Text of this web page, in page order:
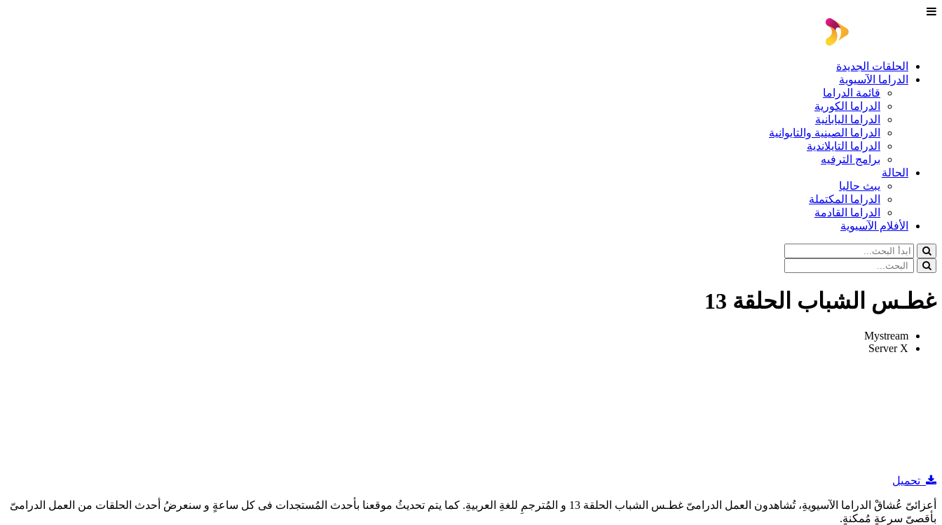
الحلقات الجديدة
الدراما الآسيوية
قائمة الدراما
الدراما الكورية
الدراما اليابانية
الدراما الصينية والتايوانية
الدراما التايلاندية
برامج الترفيه
الحالة
يبث حاليا
الدراما المكتملة
الدراما القادمة
الأفلام الآسيوية
غطـس الشباب الحلقة 13
Mystream
Server X
تحميل
أعزائىّ عُشاقْ الدراما الآسيويةِ، تُشاهدون العمل الدرامىّ غطـس الشباب الحلقة 13 و المُترجمِ للغةِ العربيةِ. كما يتم تحديثُ موقعنا بأحدث المُستجدات فى كل ساعةٍ و سنعرضُ أحدث الحلقات من العمل الدرامىّ
بأقصىّ سرعةٍ مُمكنةٍ.